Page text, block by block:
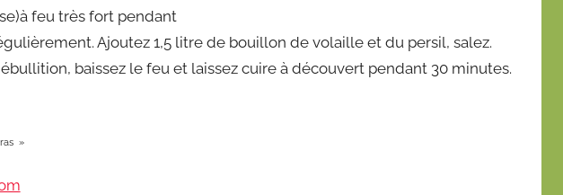
feu très fort pendant
Ajoutez 1,5 litre de bouillon de volaille et du persil, salez.
baissez le feu et laissez cuire à découvert pendant 30 minutes.
»